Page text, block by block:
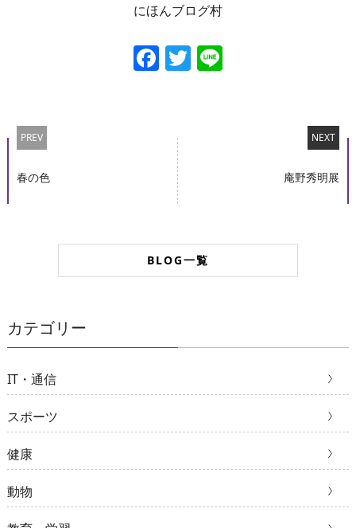
にほんブログ村
Facebook
Twitter
Line
PREV
春の色
NEXT
庵野秀明展
BLOG一覧
カテゴリー
IT・通信
スポーツ
健康
動物